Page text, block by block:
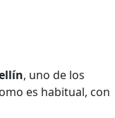
, uno de los
es habitual, con